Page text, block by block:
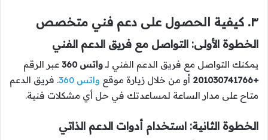
٣. كيفية الحصول على دعم فني متخصص
الخطوة الأولى: التواصل مع فريق الدعم الفني
يمكنك التواصل مع فريق الدعم الفني لـواتس 360
عبر الرقم
+201030741766
أو من خلال زيارة موقع واتس 360
. فريق الدعم
متاح على مدار الساعة لمساعدتك في حل أي مشكلات فنية.
الخطوة الثانية: استخدام أدوات الدعم الذاتي